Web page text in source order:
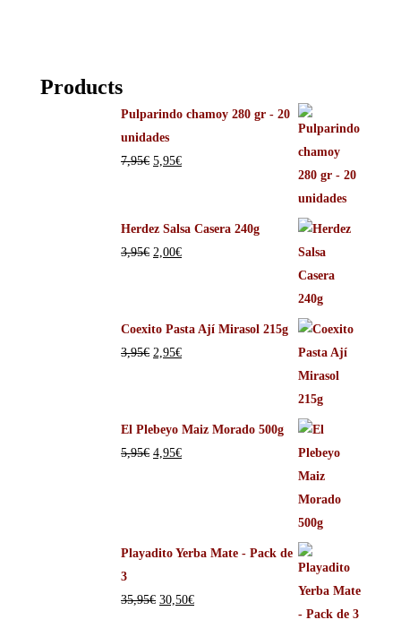
Products
Pulparindo chamoy 280 gr - 20
unidades
7,95€ 5,95€
Herdez Salsa Casera 240g
3,95€ 2,00€
Coexito Pasta Ají Mirasol 215g
3,95€ 2,95€
El Plebeyo Maiz Morado 500g
5,95€ 4,95€
Playadito Yerba Mate - Pack de
3
35,95€ 30,50€